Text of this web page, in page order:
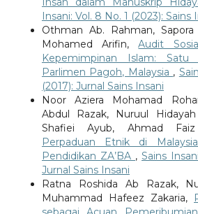
Insani: Vol. 8 No. 1 (2023): Sains
Othman Ab. Rahman,
Mohamed Arifin,Audit
Kepemimpinan Islam:
Parlimen Pagoh, Malaysia ,
(2017): Jurnal Sains Insani
Noor Aziera Mohamad
Abdul Razak, Nuruul
Shafiei Ayub, Ahmad
Perpaduan Etnik di
Pendidikan ZA’BA , Sains
Jurnal Sains Insani
Ratna Roshida Ab Razak,
Muhammad Hafeez Zakaria,